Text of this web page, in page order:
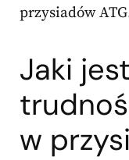
przysiadów
Jaki
w